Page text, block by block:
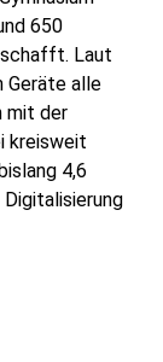
650
Laut
Geräte alle
mit der
kreisweit
4,6
Digitalisierung